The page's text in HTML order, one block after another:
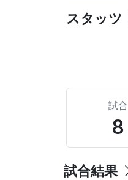
スタッツ
試合
8
試合結果